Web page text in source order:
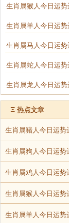
生肖属猴人今日运
生肖属羊人今日运
生肖属马人今日运
生肖属蛇人今日运
生肖属龙人今日运
Ξ 热点文章
生肖属猪人今日运
生肖属狗人今日运
生肖属鸡人今日运
生肖属猴人今日运
生肖属羊人今日运